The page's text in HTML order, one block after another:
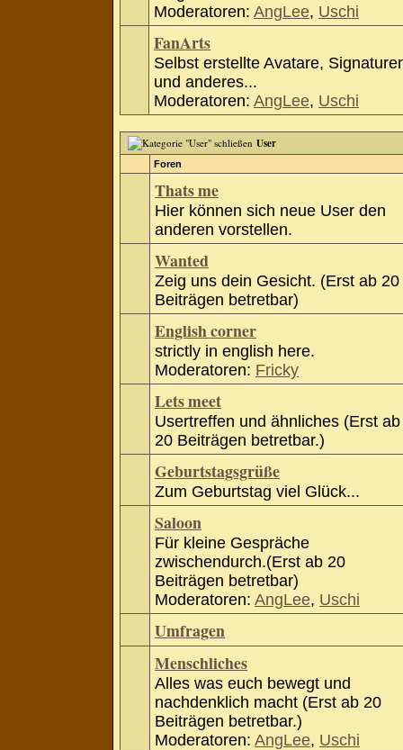
Moderatoren: AngLee, Uschi
FanArts
Selbst erstellte Avatare,
und anderes...
Moderatoren: AngLee, Uschi
User
Foren
Thats me
Hier können sich neue User den
anderen vorstellen.
Wanted
Zeig uns dein Gesicht. (Erst ab 20
Beiträgen betretbar)
English corner
strictly in english here.
Moderatoren: Fricky
Lets meet
Usertreffen und ähnliches (Erst ab
20 Beiträgen betretbar.)
Geburtstagsgrüße
Zum Geburtstag viel Glück...
Saloon
Für kleine Gespräche
zwischendurch.(Erst ab 20
Beiträgen betretbar)
Moderatoren: AngLee, Uschi
Umfragen
Menschliches
Alles was euch bewegt und
nachdenklich macht (Erst ab 20
Beiträgen betretbar.)
Moderatoren: AngLee, Uschi